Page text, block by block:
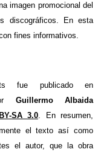
imagen promocional del
discográficos. En esta
fines informativos.
fue publicado en
Guillermo Albaida
SA 3.0. En resumen,
el texto así como
el autor, que la obra